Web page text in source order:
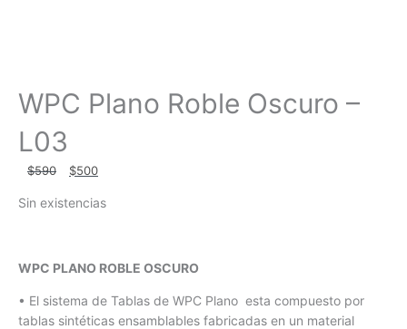
WPC Plano Roble Oscuro –
L03
$590
original
$500El
actual
Sin existencias
WPC PLANO ROBLE OSCURO
• El sistema de Tablas de WPC Plano esta compuesto por
tablas sintéticas ensamblables fabricadas en un material